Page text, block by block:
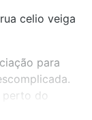
celio veiga
para
perto do